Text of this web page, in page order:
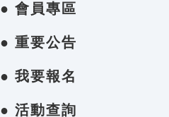
● 會員專區
● 重要公告
● 我要報名
● 活動查詢